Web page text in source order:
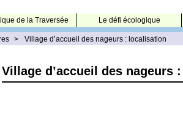
de la Traversée Le défi écologique
> Village d’accueil des nageurs : localisation
Village d’accueil des nageurs